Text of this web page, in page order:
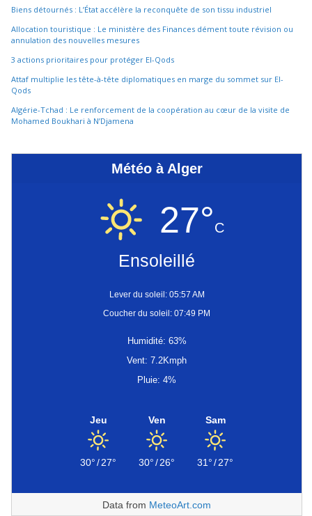
Biens détournés : L’État accélère la reconquête de son tissu industriel
Allocation touristique : Le ministère des Finances dément toute révision ou
annulation des nouvelles mesures
3 actions prioritaires pour protéger El-Qods
Attaf multiplie les tête-à-tête diplomatiques en marge du sommet sur El-
Qods
Algérie-Tchad : Le renforcement de la coopération au cœur de la visite de
Mohamed Boukhari à N’Djamena
Météo à Alger
27°C
Ensoleillé
Lever du soleil: 05:57 AM
Coucher du soleil: 07:49 PM
Humidité: 63%
Vent: 7.2Kmph
Pluie: 4%
Jeu
30°/27°
Ven
30°/26°
Sam
31°/27°
Data from MeteoArt.com